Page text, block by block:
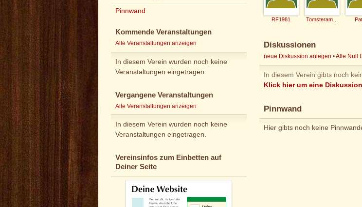
Pinnwand
Kommende Veranstaltungen
Alle Veranstaltungen anzeigen
In diesem Verein wurden noch keine
Veranstaltungen eingetragen.
Vergangene Veranstaltungen
Alle Veranstaltungen anzeigen
In diesem Verein wurden noch keine
Veranstaltungen eingetragen.
Vereinsinfos zum Einbetten auf
Deiner Seite
RF1981 Tomsteramsch
Diskussionen
neue Diskussion anlegen •Alle Null
In diesem Verein gibts noch
Klick hier um eine
Pinnwand
Hier gibts noch keine